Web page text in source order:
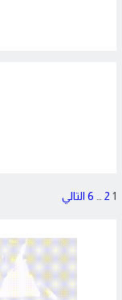
تعدد
المقالات
1
2
…
6 التالي